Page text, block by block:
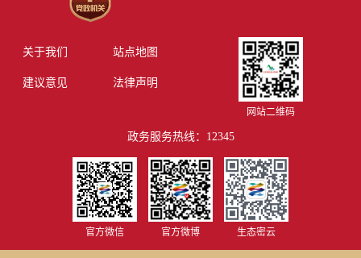
关于我们 站点地图
建议意见 法律声明
网站二维码
政务服务热线：12345
官方微信 官方微博 生态密云